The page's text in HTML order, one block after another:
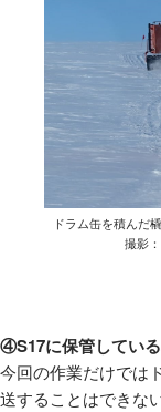
ドラム缶を積んだ
撮影
④S17に保管してい
今回の作業だけでは
送することはできな